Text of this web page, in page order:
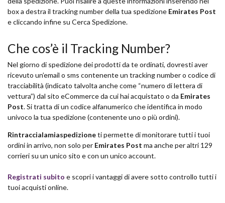
box a destra il tracking number della tua spedizione Emirates Post
e cliccando infine su Cerca Spedizione.
Che cos’è il Tracking Number?
Nel giorno di spedizione dei prodotti da te ordinati, dovresti aver
ricevuto un’email o sms contenente un tracking number o codice di
tracciabilità (indicato talvolta anche come “numero di lettera di
vettura”) dal sito eCommerce da cui hai acquistato o da Emirates
Post. Si tratta di un codice alfanumerico che identifica in modo
univoco la tua spedizione (contenente uno o più ordini).
Rintraccialamiaspedizioneti permette di monitorare tutti i tuoi
ordini in arrivo, non solo per Emirates Post ma anche per altri 129
corrieri su un unico sito e con un unico account.
Registrati subito e scopri i vantaggi di avere sotto controllo tutti i
tuoi acquisti online.